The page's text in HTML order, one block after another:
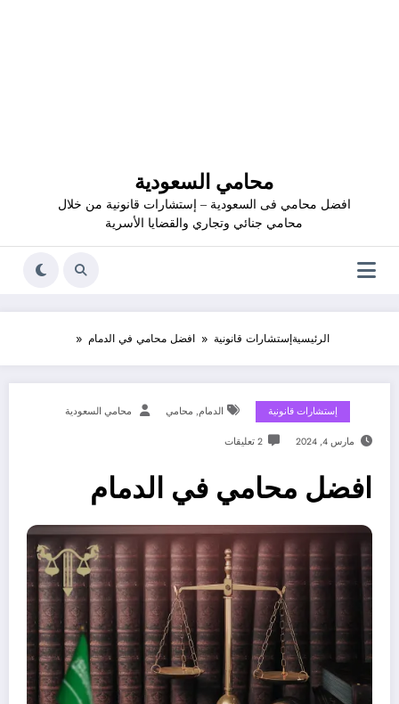
محامي السعودية
افضل محامي فى السعودية – إستشارات قانونية من خلال
محامي جنائي وتجاري والقضايا الأسرية
الرئيسيةإستشارات قانونية افضل محامي في الدمام
إستشارات قانونية الدمام محامي محامي السعودية
مارس 4, 2024 2 تعليقات
افضل محامي في الدمام